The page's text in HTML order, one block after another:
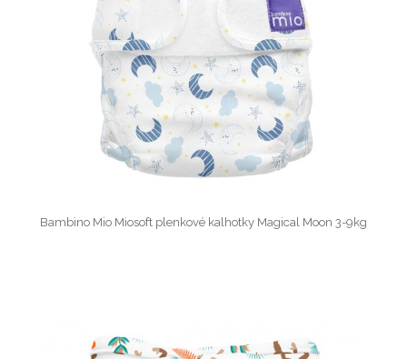
Bambino Mio Miosoft plenkové kalhotky Magical Moon 3-9kg